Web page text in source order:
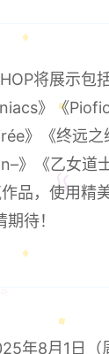
将展示包
》《
》《终远之
》《乙女道
品，使用精
待！
年8月1日（